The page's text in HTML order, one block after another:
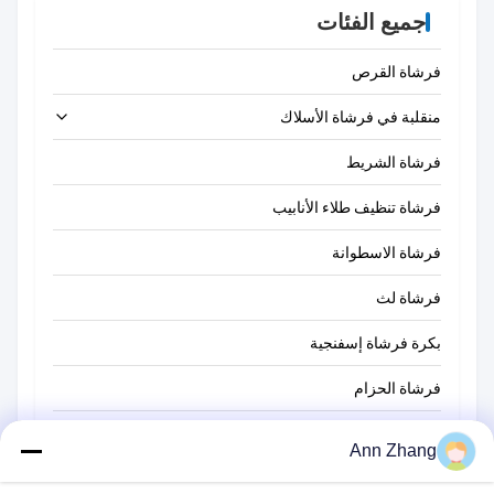
جميع الفئات
فرشاة القرص
منقلبة في فرشاة الأسلاك
فرشاة تنظيف الأنبوب
فرشاة تنظيف القش
فرشاة الشريط
فرشاة تنظيف طلاء الأنابيب
فرشاة الاسطوانة
فرشاة لث
بكرة فرشاة إسفنجية
فرشاة الحزام
فرشاة كاسحة
Ann Zhang